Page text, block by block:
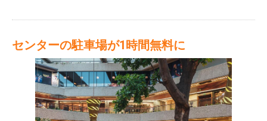
センターの駐車場が1時間無料に